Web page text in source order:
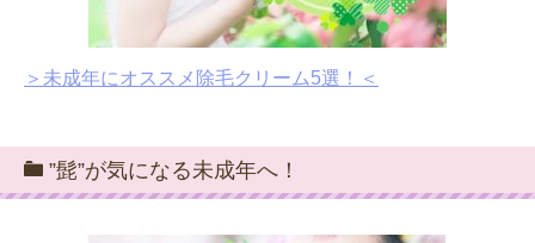
＞未成年にオススメ除毛クリーム5選！＜
”髭”が気になる未成年へ！